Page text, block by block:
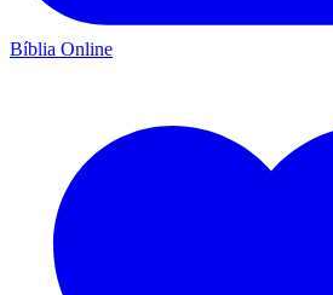
Bíblia Online